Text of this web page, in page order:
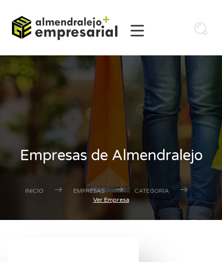
Empresas de Almendralejo
INICIO EMPRESAS
CATEGORÍA
Ver Empresa